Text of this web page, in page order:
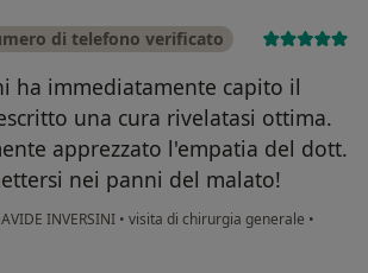
di telefono verificato
ha immediatamente capito il
una cura rivelatasi ottima.
apprezzato l'empatia del dott.
nei panni del malato!
INVERSINI • visita di chirurgia generale •
Guido F.